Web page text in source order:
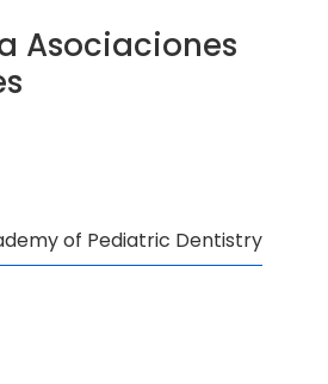
Asociaciones
of Pediatric Dentistry